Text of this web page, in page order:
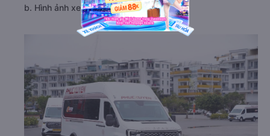
b. Hình ảnh xe Phúc Xuyên